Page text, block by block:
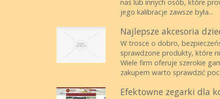
nas lub innych osób, które
jego kalibracje zawsze była...
Najlepsze akcesoria
W trosce o dobro,
sprawdzone produkty, które
Wiele firm oferuje szerokie
zakupem warto sprawdzić
Efektowne zegarki dla